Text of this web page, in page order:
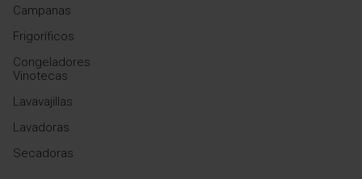
Campanas
Frigoríficos
Congeladores
Vinotecas
Lavavajillas
Lavadoras
Secadoras